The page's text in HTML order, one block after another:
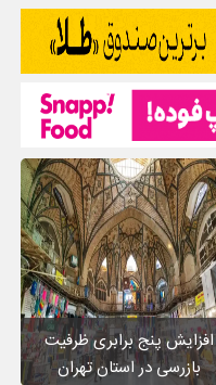
افزایش پنج برابری ظرفیت
بازرسی در استان تهران